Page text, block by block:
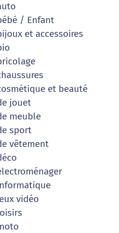
/ Enfant
et accessoires
et beauté
jouet
meuble
sport
vêtement
vidéo